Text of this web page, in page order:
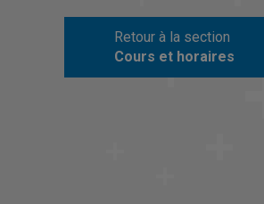
Retour à la section
Cours et horaires